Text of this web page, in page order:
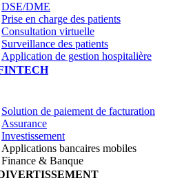
DSE/DME
Prise en charge des patients
Consultation virtuelle
Surveillance des patients
Application de gestion hospitalière
Solution de paiement de facturation
Assurance
Investissement
Applications bancaires mobiles
Finance & Banque